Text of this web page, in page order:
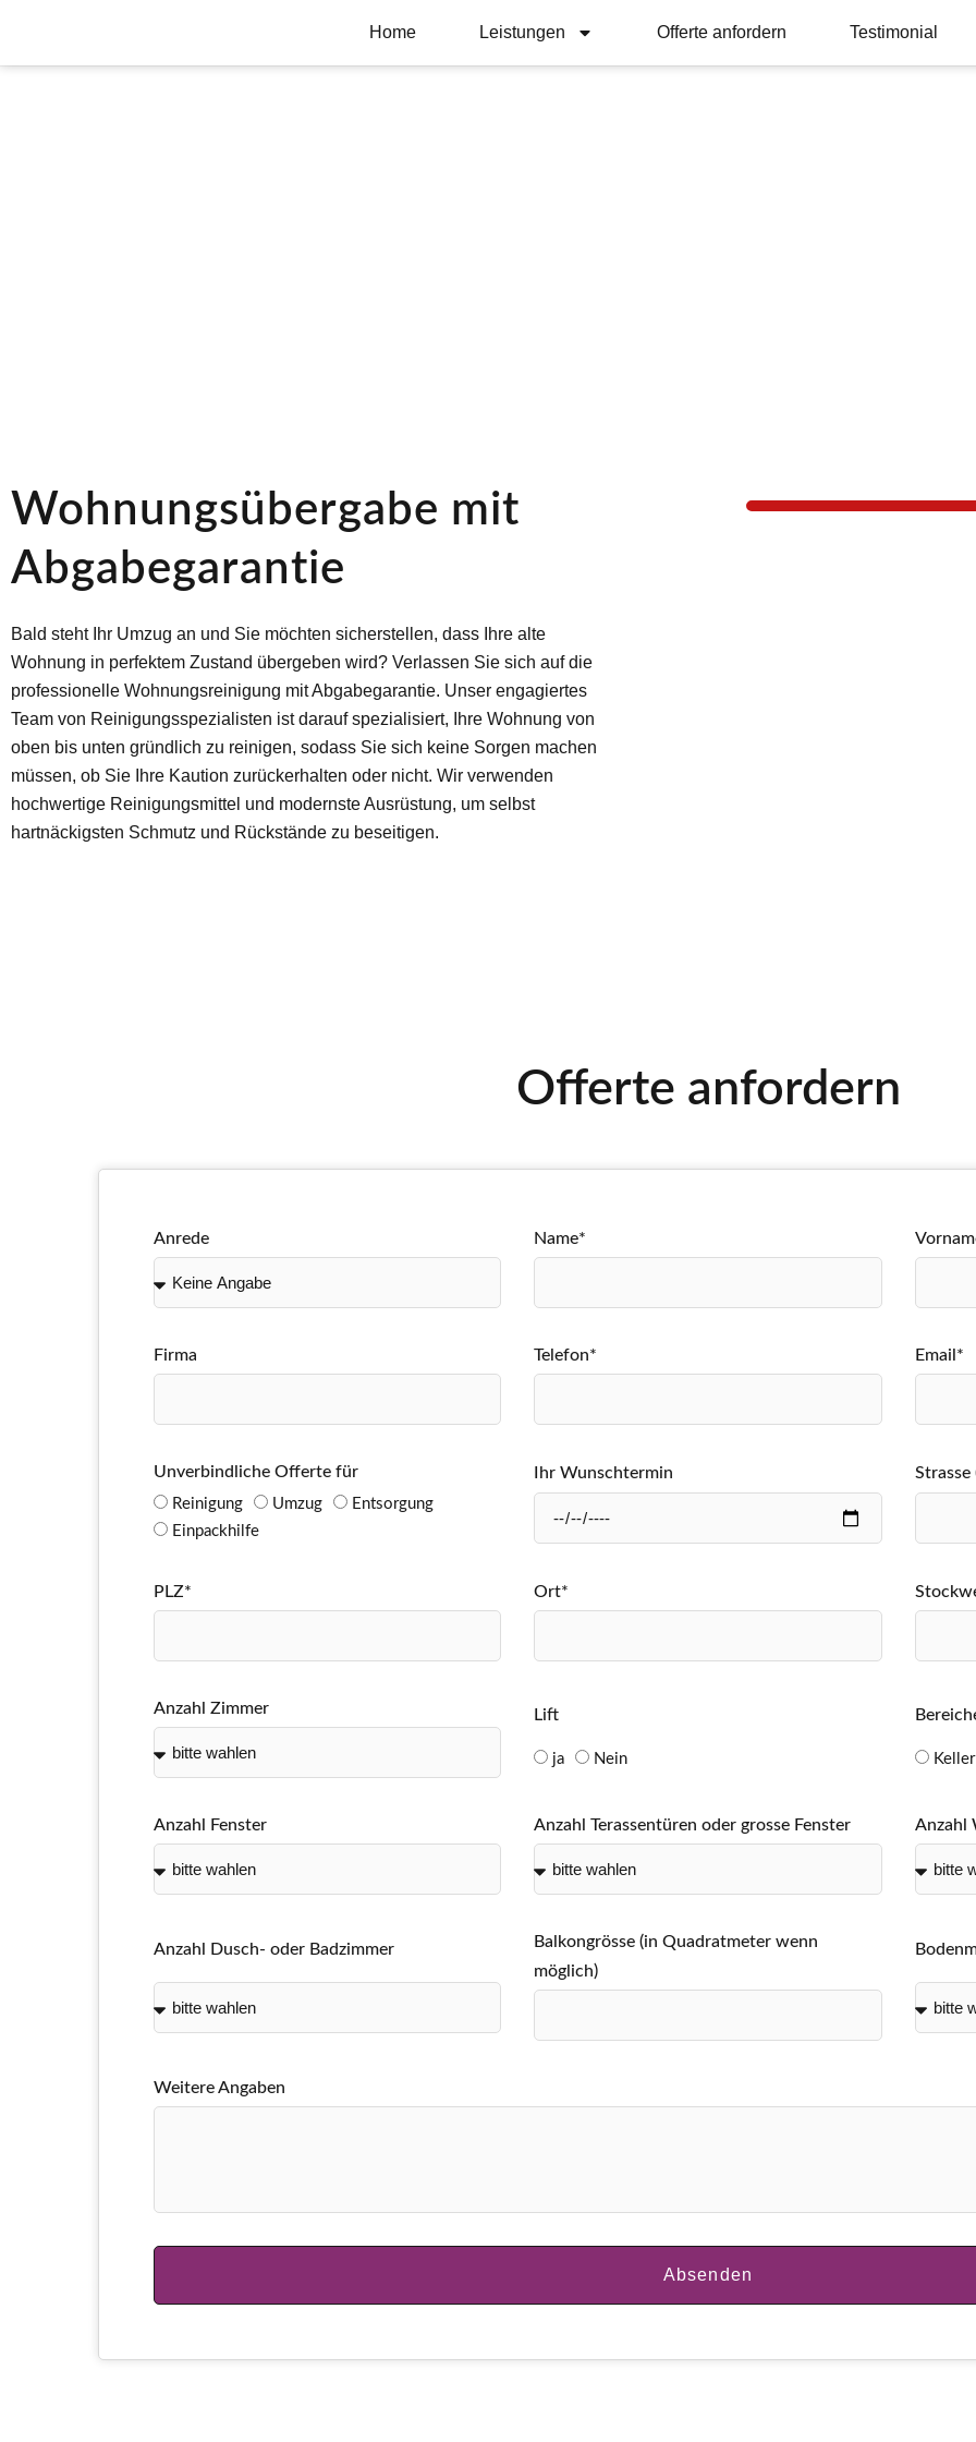
Home Leistungen Offerte anfordern Testimonial
Wohnungsübergabe mit
Abgabegarantie
Bald steht Ihr Umzug an und Sie möchten sicherstellen, dass Ihre alte
Wohnung in perfektem Zustand übergeben wird? Verlassen Sie sich auf die
professionelle Wohnungsreinigung mit Abgabegarantie. Unser engagiertes
Team von Reinigungsspezialisten ist darauf spezialisiert, Ihre Wohnung von
oben bis unten gründlich zu reinigen, sodass Sie sich keine Sorgen machen
müssen, ob Sie Ihre Kaution zurückerhalten oder nicht. Wir verwenden
hochwertige Reinigungsmittel und modernste Ausrüstung, um selbst
hartnäckigsten Schmutz und Rückstände zu beseitigen.
Offerte anfordern
Anrede Name*
Firma Telefon* Email*
Unverbindliche Offerte für
Reinigung Umzug
Entsorgung
Einpackhilfe
Ihr Wunschtermin
PLZ* Ort*
Anzahl Zimmer Lift
ja Nein Keller
Anzahl Fenster Anzahl Terassentüren oder grosse Fenster Anzahl
Anzahl Dusch- oder Badzimmer
Balkongrösse (in Quadratmeter wenn
möglich)
Weitere Angaben
Absenden